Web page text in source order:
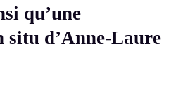
qu’une
situ d’Anne-Laure